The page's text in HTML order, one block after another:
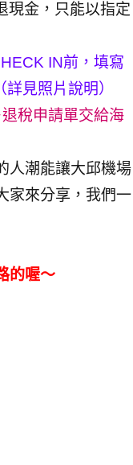
現金，只能以指定
IN前，填寫
見照片說明）
稅申請單交給海
人潮能讓大邱機場
家來分享，我們一
的喔～